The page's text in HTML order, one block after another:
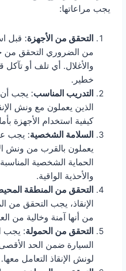
يجب مراعاتها:
التحقق من الأجهزة: قبل
من الضروري التحقق من
والأغلال. أي تلف أو
خطير.
التدريب المناسب: يجب
الذين يعملون مع ونش
كيفية استخدام الأجهزة
السلامة الشخصية: يجب
يعملون بالقرب من ونش
الحماية الشخصية
والأحذية الواقية.
التحقق من المنطقة
الإنقاذ، يجب التحقق من
من أنها آمنة وخالية من
التحقق من الحمولة: يجب
السيارة ضمن الحد
لونش الإنقاذ التعامل معها.